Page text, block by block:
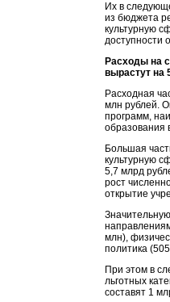
Их в
из бюджета
культурную
доступности
Расходы на
вырастут на
Расходная
млн рублей.
программ,
образования
Большая
культурную
5,7 млрд
рост
открытие
млн),
политика
При этом в
льготных
составят 1